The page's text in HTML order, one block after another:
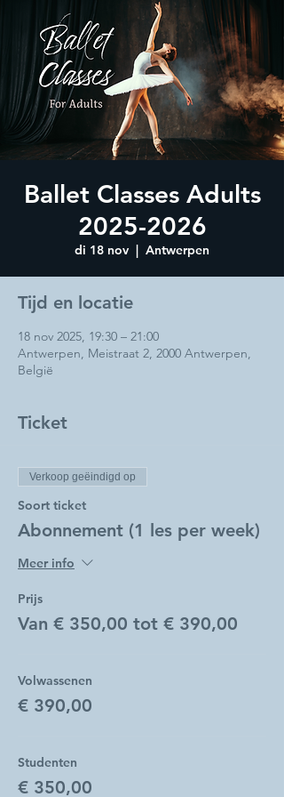
Ballet Classes Adults
2025-2026
di 18 nov
  |
Antwerpen
Tijd en locatie
18 nov 2025, 19:30 – 21:00
Antwerpen, Meistraat 2, 2000 Antwerpen,
België
Ticket
Verkoop geëindigd op
Soort ticket
Abonnement (1 les per week)
Meer info
Prijs
Van € 350,00 tot € 390,00
Volwassenen
€ 390,00
Studenten
€ 350,00